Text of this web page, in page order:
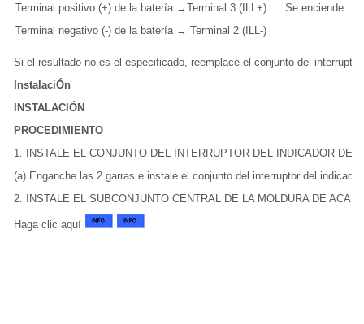
Terminal positivo (+) de la batería →Terminal 3 (ILL+)
Terminal negativo (-) de la batería → Terminal 2 (ILL-)
Se enciende
Si el resultado no es el especificado, reemplace el conjunto del
InstalaciÓn
INSTALACIÓN
PROCEDIMIENTO
1. INSTALE EL CONJUNTO DEL INTERRUPTOR DEL INDICADOR DE
(a) Enganche las 2 garras e instale el conjunto del interruptor del
2. INSTALE EL SUBCONJUNTO CENTRAL DE LA MOLDURA DE
Haga clic aquí